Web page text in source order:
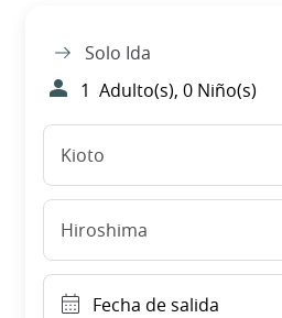
Solo Ida
1 Adulto(s), 0 Niño(s)
Kioto
Hiroshima
Fecha de salida